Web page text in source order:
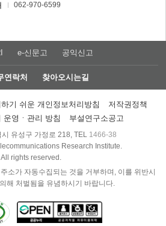
062-970-6599
e-신문고 공익신고
연락처 찾아오시는길
하기 쉬운 개인정보처리방침
저작권정책
운영ㆍ관리 방침
부설연구소공고
유성구 가정로 218, TEL 1466-38
Research Institute.
All rights reserved.
소가 자동수집되는 것을 거부하며, 이를 위반시
해 처벌됨을 유념하시기 바랍니다.